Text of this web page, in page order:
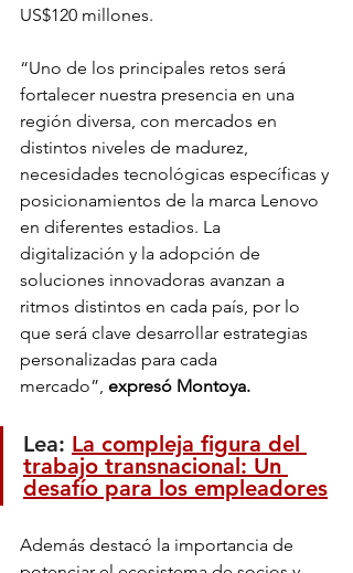
US$120 millones.
“Uno de los principales retos será
fortalecer nuestra presencia en una
región diversa, con mercados en
distintos niveles de madurez,
necesidades tecnológicas específicas y
posicionamientos de la marca Lenovo
en diferentes estadios. La
digitalización y la adopción de
soluciones innovadoras avanzan a
ritmos distintos en cada país, por lo
que será clave desarrollar estrategias
personalizadas para cada
mercado”, expresó Montoya.
Lea: La compleja figura del
trabajo transnacional: Un
desafío para los empleadores
Además destacó la importancia de